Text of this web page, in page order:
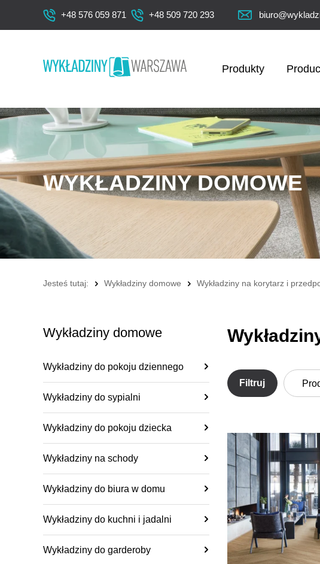
+48 576 059 871 +48 509 720 293
Produkty
WYKŁADZINY DOMOWE
Jesteś tutaj: Wykładziny domowe Wykładziny na korytarz i
Wykładziny domowe
Wykładziny do pokoju dziennego
Wykładziny do sypialni
Wykładziny do pokoju dziecka
Wykładziny na schody
Wykładziny do biura w domu
Wykładziny do kuchni i jadalni
Wykładziny do garderoby
Filtruj